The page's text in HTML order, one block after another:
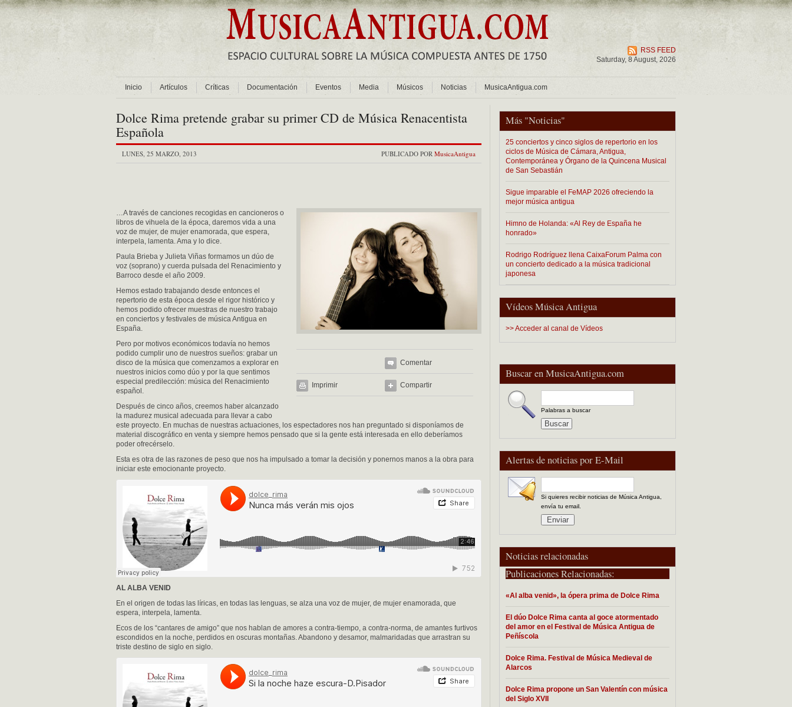
RSS FEED
Saturday, 8 August, 2026
Inicio Artículos Críticas Documentación Eventos Media Músicos Noticias MusicaAntigua.com
Más "Noticias"
25 conciertos y cinco siglos de repertorio en los
ciclos de Música de Cámara, Antigua,
Contemporánea y Órgano de la Quincena Musical
de San Sebastián
Sigue imparable el FeMAP 2026 ofreciendo la
mejor música antigua
Himno de Holanda: «Al Rey de España he
honrado»
Rodrigo Rodríguez llena CaixaForum Palma con
un concierto dedicado a la música tradicional
japonesa
Vídeos Música Antigua
>> Acceder al canal de Vídeos
Buscar en MusicaAntigua.com
Palabras a buscar
Alertas de noticias por E-Mail
Si quieres recibir noticias de Música Antigua,
envía tu email.
Noticias relacionadas
Publicaciones Relacionadas:
«Al alba venid», la ópera prima de Dolce Rima
El dúo Dolce Rima canta al goce atormentado
del amor en el Festival de Música Antigua de
Peñíscola
Dolce Rima. Festival de Música Medieval de
Alarcos
Dolce Rima propone un San Valentín con música
del Siglo XVII
Dolce Rima pretende grabar su primer CD de Música Renacentista
Española
PUBLICADO POR MusicaAntigua
LUNES, 25 MARZO, 2013
Comentar
Imprimir Compartir
…A través de canciones recogidas en cancioneros o
libros de vihuela de la época, daremos vida a una
voz de mujer, de mujer enamorada, que espera,
interpela, lamenta. Ama y lo dice.
Paula Brieba y Julieta Viñas formamos un dúo de
voz (soprano) y cuerda pulsada del Renacimiento y
Barroco desde el año 2009.
Hemos estado trabajando desde entonces el
repertorio de esta época desde el rigor histórico y
hemos podido ofrecer muestras de nuestro trabajo
en conciertos y festivales de música Antigua en
España.
Pero por motivos económicos todavía no hemos
podido cumplir uno de nuestros sueños: grabar un
disco de la música que comenzamos a explorar en
nuestros inicios como dúo y por la que sentimos
especial predilección: música del Renacimiento
español.
Después de cinco años, creemos haber alcanzado
la madurez musical adecuada para llevar a cabo
este proyecto. En muchas de nuestras actuaciones, los espectadores nos han preguntado si disponíamos de
material discográfico en venta y siempre hemos pensado que si la gente está interesada en ello deberíamos
poder ofrecérselo.
Esta es otra de las razones de peso que nos ha impulsado a tomar la decisión y ponernos manos a la obra para
iniciar este emocionante proyecto.
AL ALBA VENID
En el origen de todas las líricas, en todas las lenguas, se alza una voz de mujer, de mujer enamorada, que
espera, interpela, lamenta.
Ecos de los “cantares de amigo” que nos hablan de amores a contra-tiempo, a contra-norma, de amantes furtivos
escondidos en la noche, perdidos en oscuras montañas. Abandono y desamor, malmaridadas que arrastran su
triste destino de siglo en siglo.